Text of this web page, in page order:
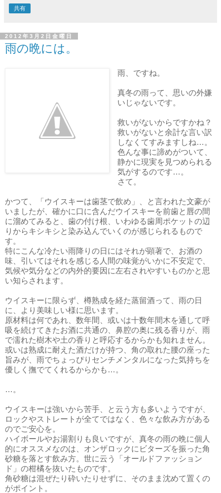
共有
2012年3月2日金曜日
雨の晩には。
雨、ですね。
真冬の雨って、思いの外嫌
いじゃないです。
救いがないからですかね？
救いがないと余計な言い訳
しなくてすみますしね…。
色んな事に諦めがついて、
静かに現実を見つめられる
気がするのです…。
さて。
かつて、「ウイスキーは歯茎で飲め」、と言われた文豪が
いましたが、確かに口に含んだウイスキーを前歯と唇の間
に溜めてみると、歯の付け根、いわゆる歯周ポケットの辺
りからキシキシと染み込んでいくのが感じられるもので
す。
特にこんな冷たい雨降りの日にはそれが顕著で、お酒の
味、引いてはそれを感じる人間の味覚がいかに不安定で、
気候や気分などの内外的要因に左右されやすいものかと思
い知らされます。
ウイスキーに限らず、樽熟成を経た蒸留酒って、雨の日
に、より美味しい様に思います。
原材料は何であれ、数年間、或いは十数年間木を通して呼
吸を続けてきたお酒に共通の、鼻腔の奥に残る香りが、雨
で濡れた樹木や土の香りと呼応するからかも知れません。
或いは熟成に耐えた酒だけが持つ、角の取れた腰の座った
旨みが、雨でちょっぴりセンチメンタルになった気持ちを
優しく撫でてくれるからかも…。
…。
ウイスキーは強いから苦手、と云う方も多いようですが、
ロックやストレートが全てではなく、色々な飲み方がある
のでご安心を。
ハイボールやお湯割りも良いですが、真冬の雨の晩に個人
的にオススメなのは、オンザロックにビターズを振った角
砂糖を落とす飲み方。世に云う「オールドファッション
ド」の柑橘を抜いたものです。
角砂糖は混ぜたり砕いたりせずに、そのまま沈めて置くの
がポイント。